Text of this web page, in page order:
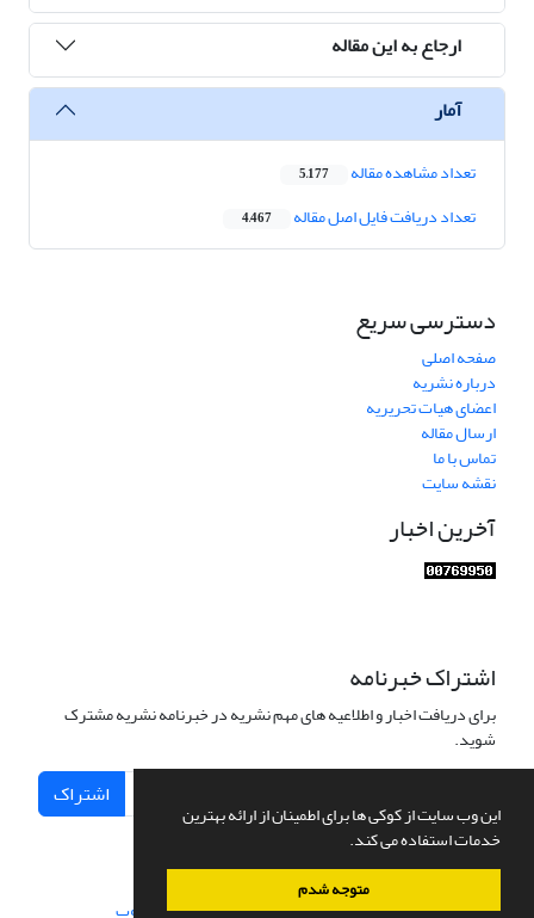
این وب سایت از کوکی ها برای اطمینان از ارائه بهترین
خدمات استفاده می کند.
متوجه شدم
ارجاع به این مقاله
آمار
تعداد مشاهده مقاله 5,177
تعداد دریافت فایل اصل مقاله 4,467
دسترسی سریع
صفحه اصلی
درباره نشریه
اعضای هیات تحریریه
ارسال مقاله
تماس با ما
نقشه سایت
آخرین اخبار
اشتراک خبرنامه
برای دریافت اخبار و اطلاعیه های مهم نشریه در خبرنامه نشریه مشترک
شوید.
اشتراک
سامانه مدیریت نشریات علمی.طراحی و پیاده سازی از سیناوب